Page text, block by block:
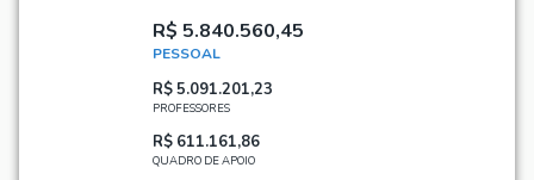
R$ 5.840.560,45
PESSOAL
R$ 5.091.201,23
PROFESSORES
R$ 611.161,86
QUADRO DE APOIO